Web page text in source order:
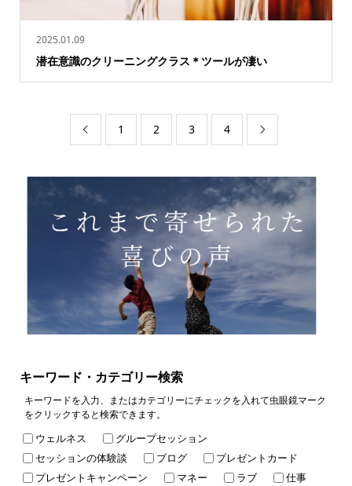
2025.01.09
潜在意識のクリーニングクラス＊ツールが凄い
 1 2 3 4 
キーワード・カテゴリー検索
キーワードを入力、またはカテゴリーにチェックを入れて虫眼鏡マーク
をクリックすると検索できます。
ウェルネス
グループセッション
セッションの体験談
ブログ
プレゼントカード
プレゼントキャンペーン
マネー ラブ
仕事